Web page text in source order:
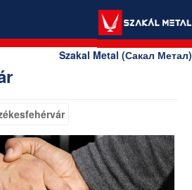
Szakal Metal (Сакал Метал)